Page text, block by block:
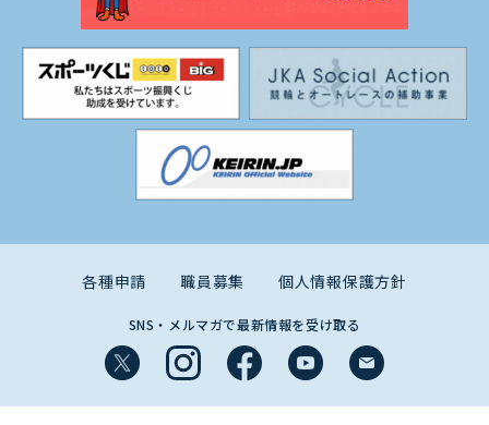
各種申請 職員募集 個人情報保護方針
SNS・メルマガで最新情報を受け取る